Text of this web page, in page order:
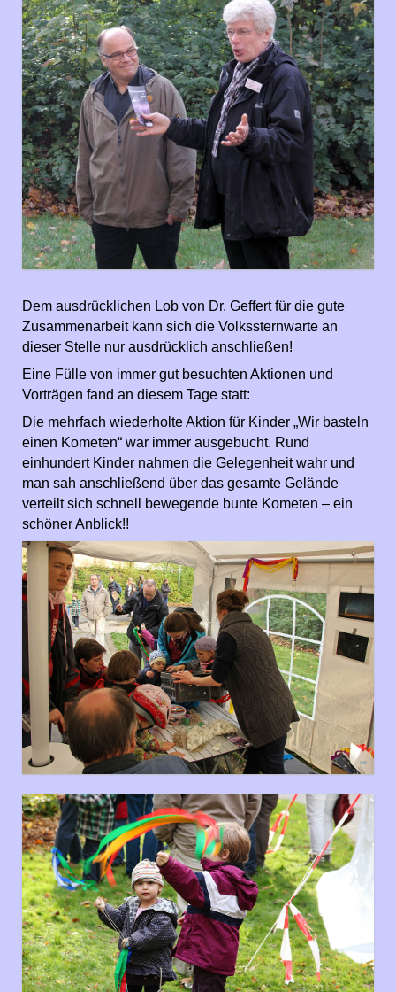
Dem ausdrücklichen Lob von Dr. Geffert für die gute
Zusammenarbeit kann sich die Volkssternwarte an
dieser Stelle nur ausdrücklich anschließen!
Eine Fülle von immer gut besuchten Aktionen und
Vorträgen fand an diesem Tage statt:
Die mehrfach wiederholte Aktion für Kinder „Wir basteln
einen Kometen“ war immer ausgebucht. Rund
einhundert Kinder nahmen die Gelegenheit wahr und
man sah anschließend über das gesamte Gelände
verteilt sich schnell bewegende bunte Kometen – ein
schöner Anblick!!